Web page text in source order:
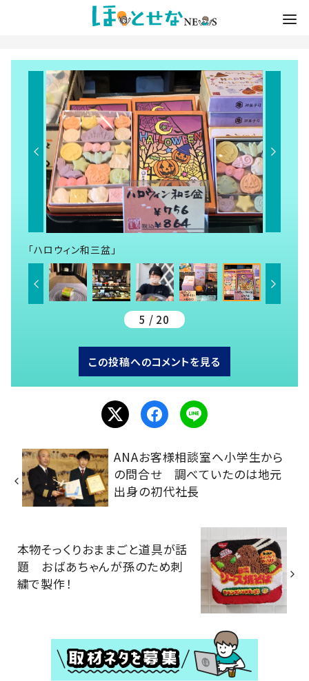
「ハロウィン和三盆」
5 / 20
この投稿へのコメントを見る
ANAお客様相談室へ小学生から
の問合せ 調べていたのは地元
出身の初代社長
本物そっくりおままごと道具が話
題 おばあちゃんが孫のため刺
繍で製作！